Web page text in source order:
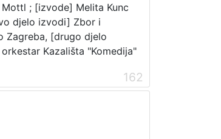
; [izvode] Melita Kunc
djelo izvodi] Zbor i
Zagreba, [drugo djelo
Kazališta "Komedija"
162